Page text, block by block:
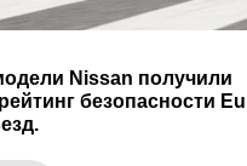
Nissan получили
безопасности